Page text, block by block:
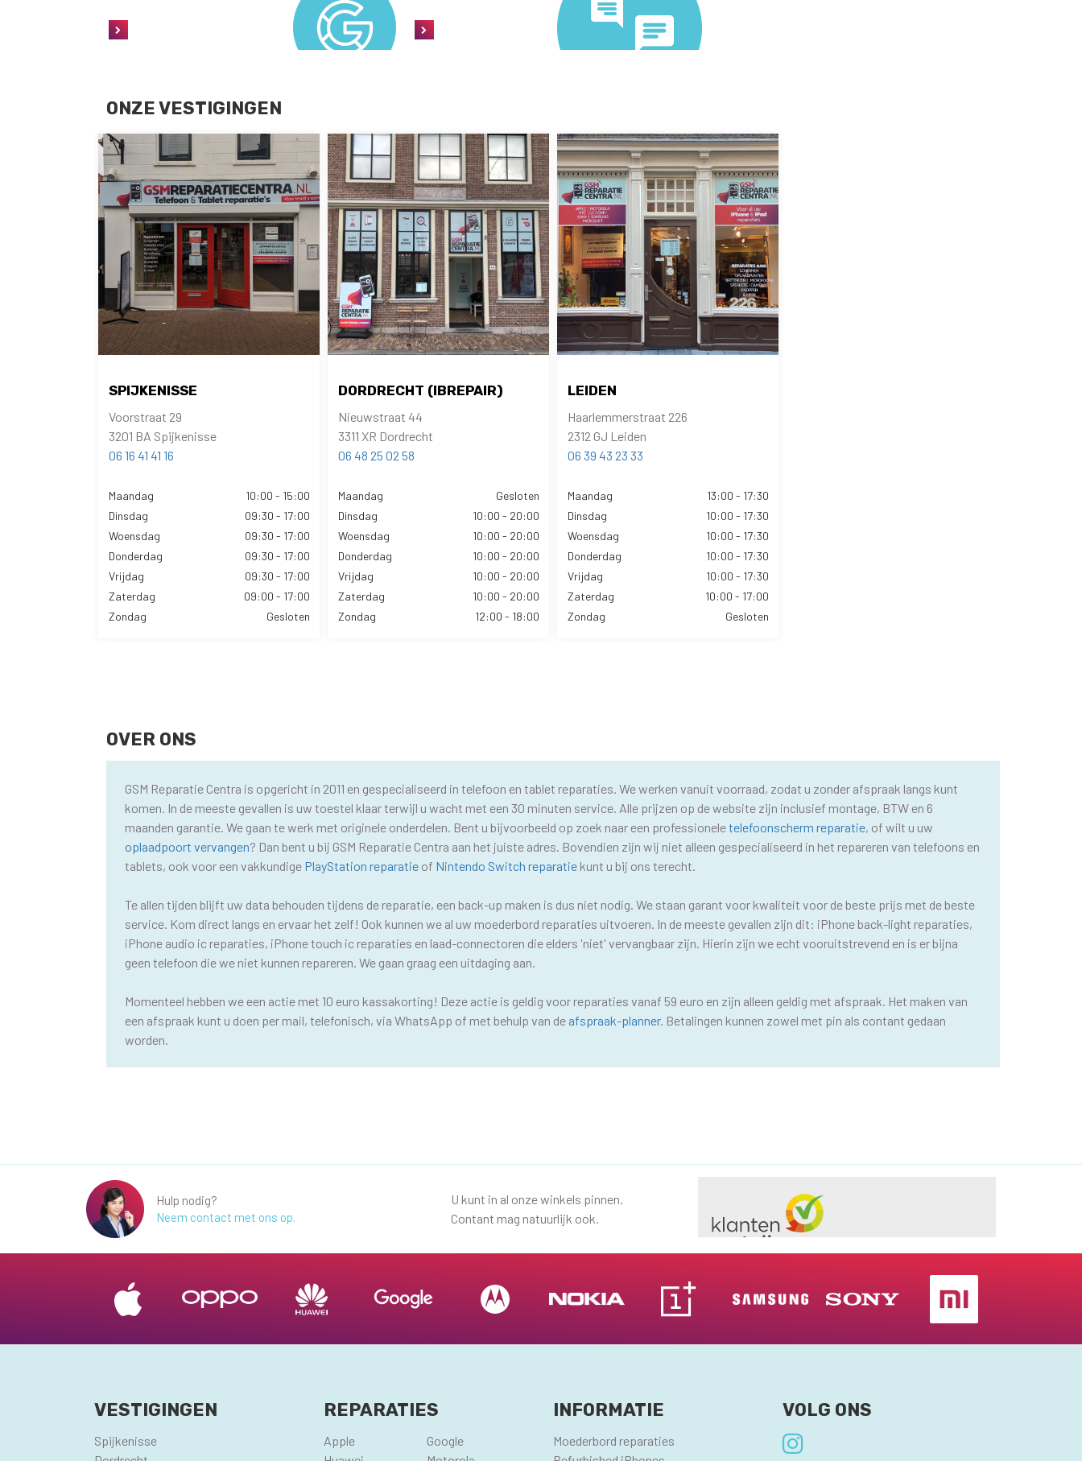
ONZE VESTIGINGEN
SPIJKENISSE
Voorstraat 29
3201 BA Spijkenisse
06 16 41 41 16
Maandag
10:00 - 15:00
Dinsdag
09:30 - 17:00
Woensdag
09:30 - 17:00
Donderdag
09:30 - 17:00
Vrijdag
09:30 - 17:00
Zaterdag
09:00 - 17:00
Zondag
Gesloten
DORDRECHT (IBREPAIR)
Nieuwstraat 44
3311 XR Dordrecht
06 48 25 02 58
Maandag
Gesloten
Dinsdag
10:00 - 20:00
Woensdag
10:00 - 20:00
Donderdag
10:00 - 20:00
Vrijdag
10:00 - 20:00
Zaterdag
10:00 - 20:00
Zondag
12:00 - 18:00
LEIDEN
Haarlemmerstraat 226
2312 GJ Leiden
06 39 43 23 33
Maandag
13:00 - 17:30
Dinsdag
10:00 - 17:30
Woensdag
10:00 - 17:30
Donderdag
10:00 - 17:30
Vrijdag
10:00 - 17:30
Zaterdag
10:00 - 17:00
Zondag
Gesloten
OVER ONS
GSM Reparatie Centra is opgericht in 2011 en gespecialiseerd in telefoon en tablet reparaties. We werken vanuit voorraad, zodat u zonder afspraak langs kunt
komen. In de meeste gevallen is uw toestel klaar terwijl u wacht met een 30 minuten service. Alle prijzen op de website zijn inclusief montage, BTW en 6
maanden garantie. We gaan te werk met originele onderdelen. Bent u bijvoorbeeld op zoek naar een professioneletelefoonscherm reparatie, of wilt u uw
oplaadpoort vervangen? Dan bent u bij GSM Reparatie Centra aan het juiste adres. Bovendien zijn wij niet alleen gespecialiseerd in het repareren van telefoons en
tablets, ook voor een vakkundige PlayStation reparatieof Nintendo Switch reparatiekunt u bij ons terecht.
Te allen tijden blijft uw data behouden tijdens de reparatie, een back-up maken is dus niet nodig. We staan garant voor kwaliteit voor de beste prijs met de beste
service. Kom direct langs en ervaar het zelf! Ook kunnen we al uw moederbord reparaties uitvoeren. In de meeste gevallen zijn dit: iPhone back-light reparaties,
iPhone audio ic reparaties, iPhone touch ic reparaties en laad-connectoren die elders 'niet' vervangbaar zijn. Hierin zijn we echt vooruitstrevend en is er bijna
geen telefoon die we niet kunnen repareren. We gaan graag een uitdaging aan.
Momenteel hebben we een actie met 10 euro kassakorting! Deze actie is geldig voor reparaties vanaf 59 euro en zijn alleen geldig met afspraak. Het maken van
een afspraak kunt u doen per mail, telefonisch, via WhatsApp of met behulp van de afspraak-planner. Betalingen kunnen zowel met pin als contant gedaan
worden.
Hulp nodig?
Neem contact met ons op.
U kunt in al onze winkels pinnen.
Contant mag natuurlijk ook.
VESTIGINGEN
Spijkenisse
REPARATIES
Apple
Google
INFORMATIE
Moederbord reparaties
VOLG ONS